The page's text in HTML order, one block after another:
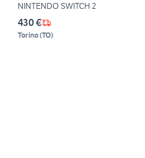
NINTENDO SWITCH 2
430 €
Torino(TO)